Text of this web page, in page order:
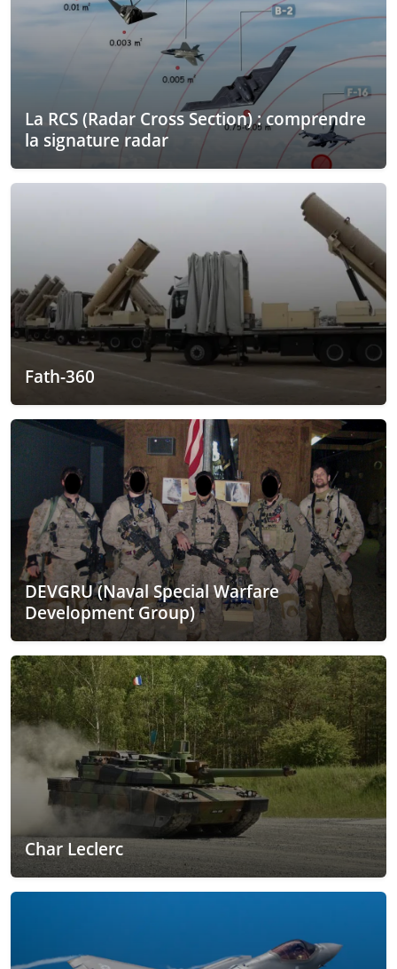
La RCS (Radar Cross Section) : comprendre
la signature radar
Fath-360
DEVGRU (Naval Special Warfare
Development Group)
Char Leclerc